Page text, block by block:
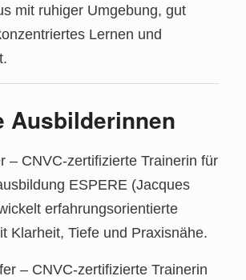
mit ruhiger Umgebung, gut
Lernen und
Ausbilderinnen
– CNVC‑zertifizierte Trainerin für
ESPERE (Jacques
erfahrungsorientierte
Klarheit, Tiefe und Praxisnähe.
– CNVC‑zertifizierte Trainerin